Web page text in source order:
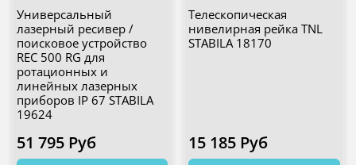
Универсальный
лазерный ресивер /
поисковое устройство
REC 500 RG для
ротационных и
линейных лазерных
приборов IP 67 STABILA
19624
51 795 Руб
Телескопическая
нивелирная рейка TNL
STABILA 18170
15 185 Руб